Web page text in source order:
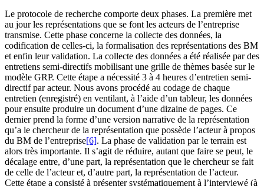
Le protocole de recherche comporte deux phases. La première met
au jour les représentations que se font les acteurs de l’entreprise
transmise. Cette phase concerne la collecte des données, la
codification de celles-ci, la formalisation des représentations des BM
et enfin leur validation. La collecte des données a été réalisée par des
entretiens semi-directifs mobilisant une grille de thèmes basée sur le
modèle GRP. Cette étape a nécessité 3 à 4 heures d’entretien semi-
directif par acteur. Nous avons procédé au codage de chaque
entretien (enregistré) en ventilant, à l’aide d’un tableur, les données
pour ensuite produire un document d’une dizaine de pages. Ce
dernier prend la forme d’une version narrative de la représentation
qu’a le chercheur de la représentation que possède l’acteur à propos
du BM de l’entreprise[6]. La phase de validation par le terrain est
alors très importante. Il s’agit de réduire, autant que faire se peut, le
décalage entre, d’une part, la représentation que le chercheur se fait
de celle de l’acteur et, d’autre part, la représentation de l’acteur.
Cette étape a consisté à présenter systématiquement à l’interviewé (à